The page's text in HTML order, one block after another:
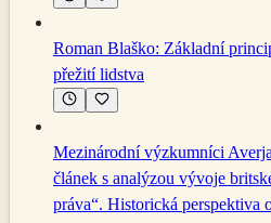
Roman Blaško: Základní
přežití lidstva
Mezinárodní výzkumníci
článek s analýzou vývoje
práva“. Historická perspektiva